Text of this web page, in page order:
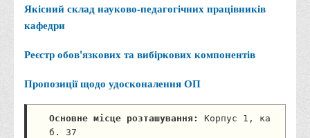
Якісний склад науково-педагогічних працівників
кафедри
Реєстр обов'язкових та вибіркових компонентів
Пропозиції щодо удосконалення ОП
Основне місце розташування:
Корпус 1, ка
б. 37